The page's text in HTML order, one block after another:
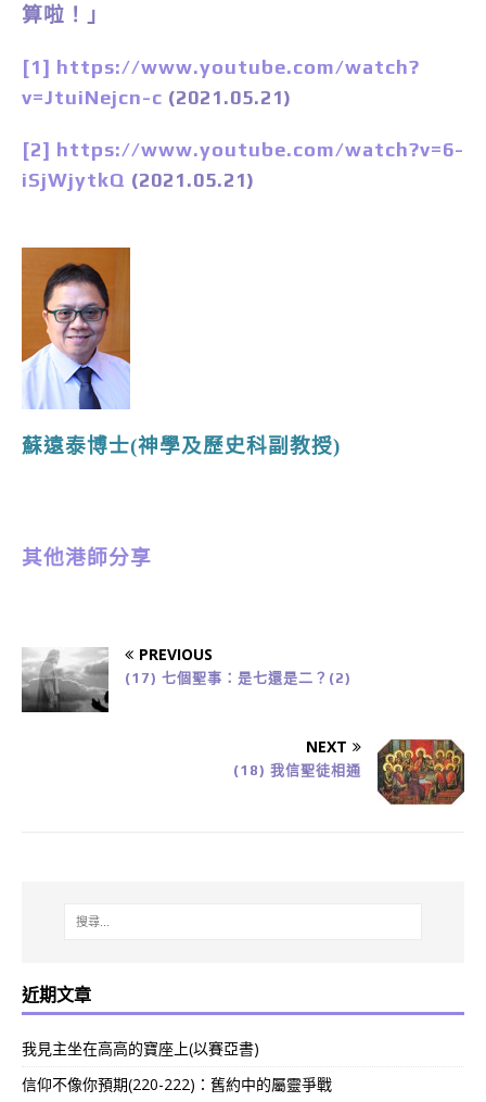
算啦！」
[1] https://www.youtube.com/watch?
v=JtuiNejcn-c (2021.05.21)
[2] https://www.youtube.com/watch?v=6-
iSjWjytkQ (2021.05.21)
蘇遠泰博士(神學及歷史科副教授)
其他港師分享
PREVIOUS
(17) 七個聖事：是七還是二？(2)
NEXT
(18) 我信聖徒相通
近期文章
我見主坐在高高的寶座上(以賽亞書)
信仰不像你預期(220-222)：舊約中的屬靈爭戰